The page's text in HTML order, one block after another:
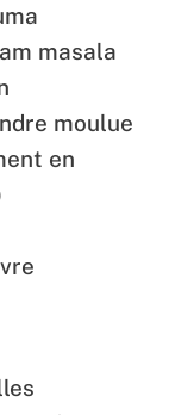
masala
moulue
en